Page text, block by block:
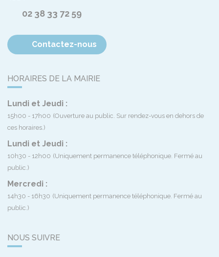
02 38 33 72 59
Contactez-nous
HORAIRES DE LA MAIRIE
Lundi et Jeudi :
15h00 - 17h00 (Ouverture au public. Sur rendez-vous en dehors de
ces horaires.)
Lundi et Jeudi :
10h30 - 12h00 (Uniquement permanence téléphonique. Fermé au
public.)
Mercredi :
14h30 - 16h30 (Uniquement permanence téléphonique. Fermé au
public.)
NOUS SUIVRE